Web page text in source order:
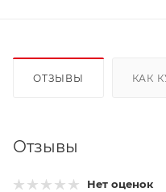
ОТЗЫВЫ КАК
Отзывы
Нет оценок